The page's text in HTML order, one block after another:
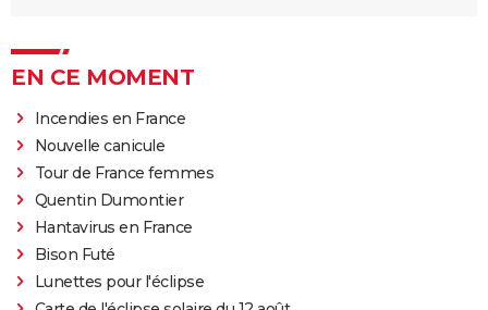
EN CE MOMENT
Incendies en France
Nouvelle canicule
Tour de France femmes
Quentin Dumontier
Hantavirus en France
Bison Futé
Lunettes pour l'éclipse